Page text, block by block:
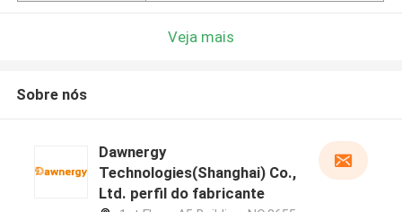
Veja mais
Sobre nós
Dawnergy
Technologies(Shanghai) Co.,
Ltd. perfil do fabricante